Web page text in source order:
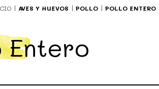
AVES Y HUEVOS POLLO POLLO ENTERO
Entero